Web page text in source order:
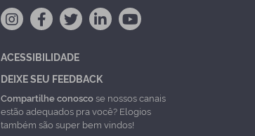
ACESSIBILIDADE
DEIXE SEU FEEDBACK
Compartilhe conoscose nossos canais
estão adequados pra você? Elogios
também são super bem vindos!